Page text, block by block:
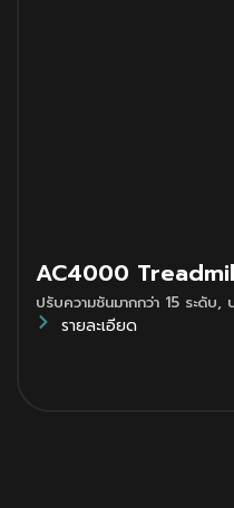
AC4000
ปรับความชันมากกว่า 15 ระดับ,
รายละเอียด